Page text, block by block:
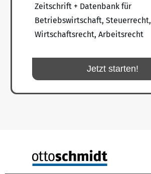
Zeitschrift + Datenbank für
Betriebswirtschaft, Steuerrecht,
Wirtschaftsrecht, Arbeitsrecht
Jetzt starten!